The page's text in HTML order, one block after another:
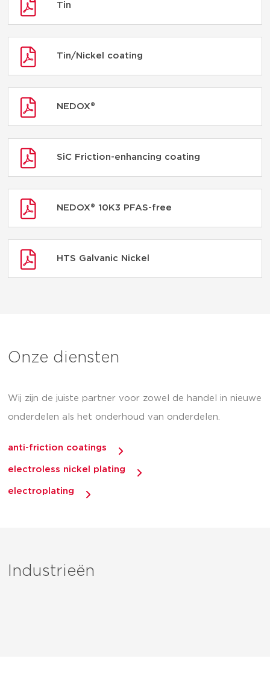
Tin
Tin/Nickel coating
NEDOX®
SiC Friction-enhancing coating
NEDOX® 10K3 PFAS-free
HTS Galvanic Nickel
Onze diensten
Wij zijn de juiste partner voor zowel de handel in nieuwe
onderdelen als het onderhoud van onderdelen.
anti-friction coatings
electroless nickel plating
electroplating
Industrieën